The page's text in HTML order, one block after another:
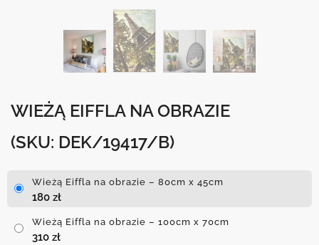
WIEŻĄ EIFFLA NA OBRAZIE
(SKU: DEK/19417/B)
Wieżą Eiffla na obrazie – 80cm x 45cm
180 zł
Wieżą Eiffla na obrazie – 100cm x 70cm
310 zł